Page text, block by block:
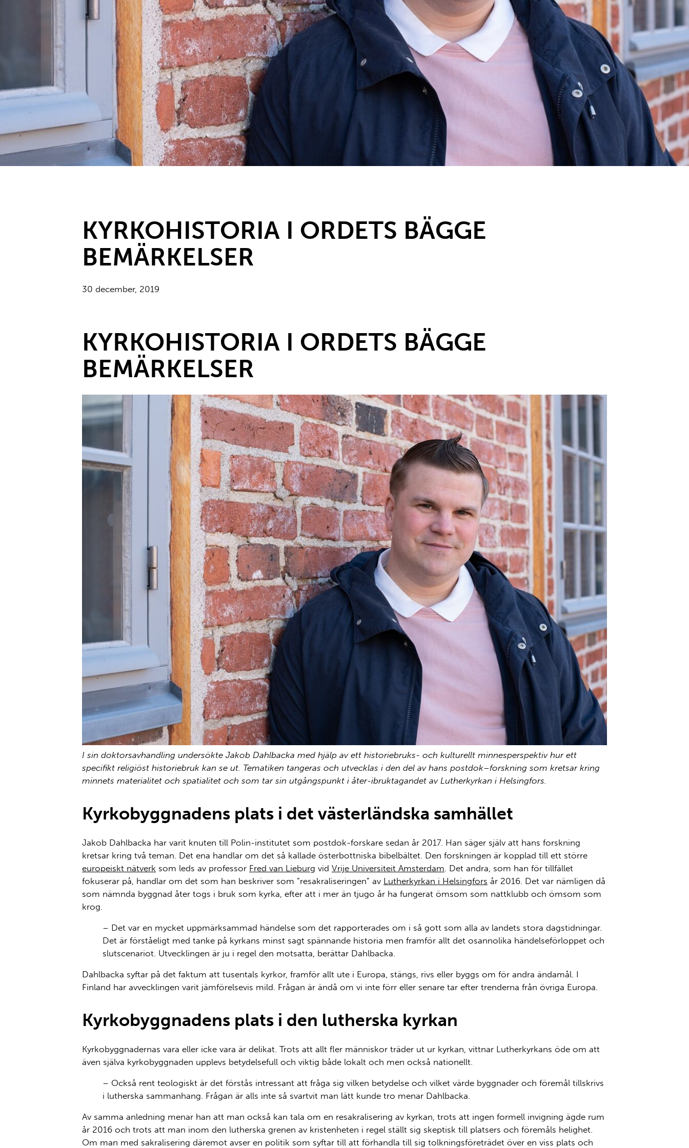
KYRKOHISTORIA I ORDETS BÄGGE
BEMÄRKELSER
30 december, 2019
KYRKOHISTORIA I ORDETS BÄGGE
BEMÄRKELSER
I sin doktorsavhandling undersökte Jakob Dahlbacka med hjälp av ett historiebruks- och kulturellt minnesperspektiv hur ett
specifikt religiöst historiebruk kan se ut. Tematiken tangeras och utvecklas i den del av hans postdok–forskning som kretsar kring
minnets materialitet och spatialitet och som tar sin utgångspunkt i åter-ibruktagandet av Lutherkyrkan i Helsingfors.
Kyrkobyggnadens plats i det västerländska samhället
Jakob Dahlbacka har varit knuten till Polin-institutet som postdok-forskare sedan år 2017. Han säger själv att hans forskning
kretsar kring två teman. Det ena handlar om det så kallade österbottniska bibelbältet. Den forskningen är kopplad till ett större
europeiskt nätverk som leds av professor Fred van Lieburg vid Vrije Universiteit Amsterdam. Det andra, som han för tillfället
fokuserar på, handlar om det som han beskriver som ”resakraliseringen” av Lutherkyrkan i Helsingfors år 2016. Det var nämligen då
som nämnda byggnad åter togs i bruk som kyrka, efter att i mer än tjugo år ha fungerat ömsom som nattklubb och ömsom som
krog.
– Det var en mycket uppmärksammad händelse som det rapporterades om i så gott som alla av landets stora dagstidningar.
Det är förståeligt med tanke på kyrkans minst sagt spännande historia men framför allt det osannolika händelseförloppet och
slutscenariot. Utvecklingen är ju i regel den motsatta, berättar Dahlbacka.
Dahlbacka syftar på det faktum att tusentals kyrkor, framför allt ute i Europa, stängs, rivs eller byggs om för andra ändamål. I
Finland har avvecklingen varit jämförelsevis mild. Frågan är ändå om vi inte förr eller senare tar efter trenderna från övriga Europa.
Kyrkobyggnadens plats i den lutherska kyrkan
Kyrkobyggnadernas vara eller icke vara är delikat. Trots att allt fler människor träder ut ur kyrkan, vittnar Lutherkyrkans öde om att
även själva kyrkobyggnaden upplevs betydelsefull och viktig både lokalt och men också nationellt.
– Också rent teologiskt är det förstås intressant att fråga sig vilken betydelse och vilket värde byggnader och föremål tillskrivs
i lutherska sammanhang. Frågan är alls inte så svartvit man lätt kunde tro menar Dahlbacka.
Av samma anledning menar han att man också kan tala om en resakralisering av kyrkan, trots att ingen formell invigning ägde rum
år 2016 och trots att man inom den lutherska grenen av kristenheten i regel ställt sig skeptisk till platsers och föremåls helighet.
Om man med sakralisering däremot avser en politik som syftar till att förhandla till sig tolkningsföreträdet över en viss plats och